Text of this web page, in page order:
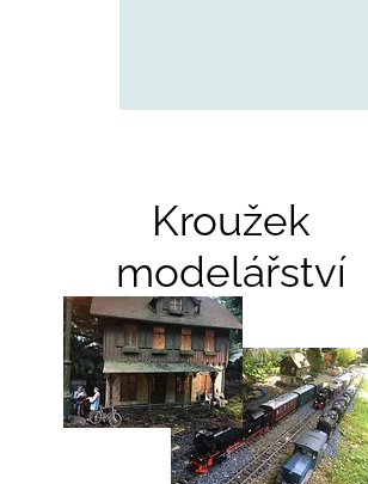
Kroužek
modelářství